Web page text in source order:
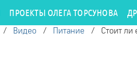
ПРОЕКТЫ ОЛЕГА ТОРСУНОВА
/ Видео / Питание / Стоит ли